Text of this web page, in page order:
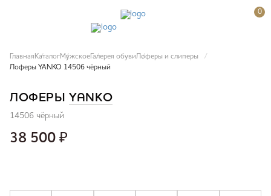
0
Главная КаталогМужское Галерея обувиЛоферы и слиперы
Лоферы YANKO 14506 чёрный
ЛОФЕРЫ YANKO
14506 чёрный
38 500 ₽